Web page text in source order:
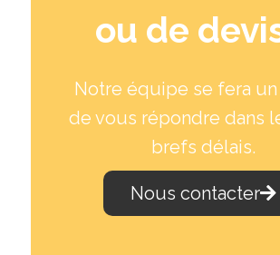
ou de
Notre équipe se fera
de vous répondre dans
brefs délais.
Nous contacter